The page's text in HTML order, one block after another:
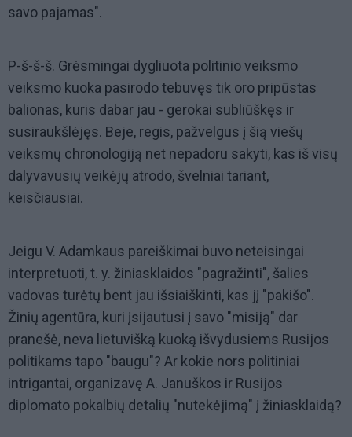
savo pajamas".
P-š-š-š. Grėsmingai dygliuota politinio veiksmo
veiksmo kuoka pasirodo tebuvęs tik oro pripūstas
balionas, kuris dabar jau - gerokai subliūškęs ir
susiraukšlėjęs. Beje, regis, pažvelgus į šią viešų
veiksmų chronologiją net nepadoru sakyti, kas iš visų
dalyvavusių veikėjų atrodo, švelniai tariant,
keisčiausiai.
Jeigu V. Adamkaus pareiškimai buvo neteisingai
interpretuoti, t. y. žiniasklaidos "pagražinti", šalies
vadovas turėtų bent jau išsiaiškinti, kas jį "pakišo".
Žinių agentūra, kuri įsijautusi į savo "misiją" dar
pranešė, neva lietuvišką kuoką išvydusiems Rusijos
politikams tapo "baugu"? Ar kokie nors politiniai
intrigantai, organizavę A. Januškos ir Rusijos
diplomato pokalbių detalių "nutekėjimą" į žiniasklaidą?